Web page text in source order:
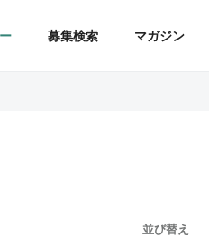
募集検索 マガジン
並び替え